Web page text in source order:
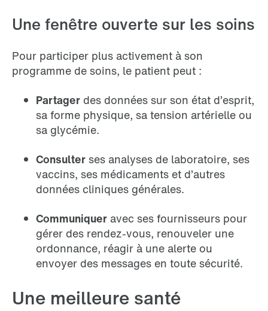
Une fenêtre ouverte sur les soins
Pour participer plus activement à son
programme de soins, le patient peut :
Partager des données sur son état d’esprit,
sa forme physique, sa tension artérielle ou
sa glycémie.
Consulter ses analyses de laboratoire, ses
vaccins, ses médicaments et d’autres
données cliniques générales.
Communiquer avec ses fournisseurs pour
gérer des rendez-vous, renouveler une
ordonnance, réagir à une alerte ou
envoyer des messages en toute sécurité.
Une meilleure santé